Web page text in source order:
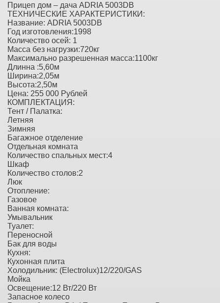
Прицеп дом – дача ADRIA 5003DB
ТЕХНИЧЕСКИЕ ХАРАКТЕРИСТИКИ:
Название: ADRIA 5003DB
Год изготовления:1998
Количество осей: 1
Масса без нагрузки:720кг
Максимально разрешенная масса:1100кг
Длинна :5,60м
Ширина:2,05м
Высота:2,50м
Цена: 255 000 Рублей
КОМПЛЕКТАЦИЯ:
Тент / Палатка:
Летняя
Зимняя
Багажное отделение
Отдельная комната
Количество спальных мест:4
Шкаф
Количество столов:2
Люк
Отопление:
Газовое
Ванная комната:
Умывальник
Туалет:
Переносной
Бак для воды
Кухня:
Кухонная плита
Холодильник: (Electrolux)12/220/GAS
Мойка
Освещение:12 Вт/220 Вт
Запасное колесо